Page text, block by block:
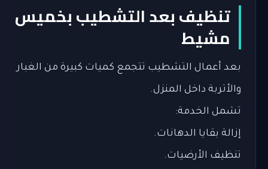
تنظيف بعد التشطيب بخميس
مشيط
بعد أعمال التشطيب تتجمع كميات كبيرة من الغبار
والأتربة داخل المنزل.
تشمل الخدمة:
إزالة بقايا الدهانات.
تنظيف الأرضيات.